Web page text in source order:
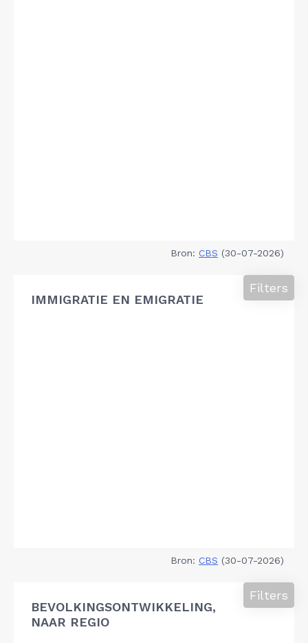
Bron: CBS (30-07-2026)
IMMIGRATIE EN EMIGRATIE
Filters
Bron: CBS (30-07-2026)
BEVOLKINGSONTWIKKELING,
NAAR REGIO
Filters